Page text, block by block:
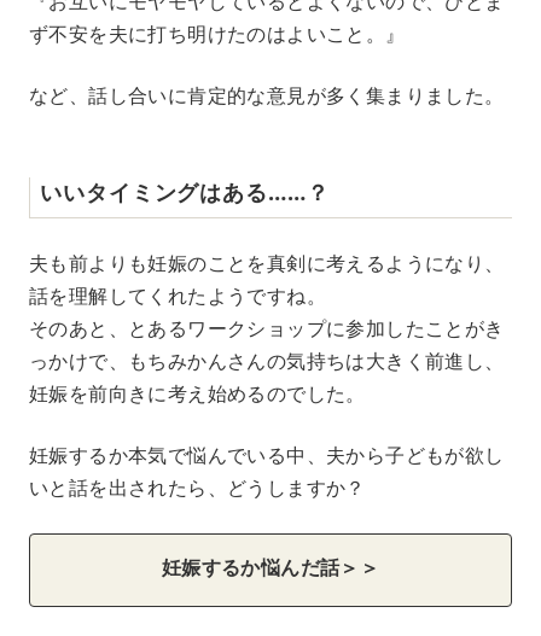
ず不安を夫に打ち明けたのはよいこと。』
など、話し合いに肯定的な意見が多く集まりました。
いいタイミングはある……？
夫も前よりも妊娠のことを真剣に考えるようになり、
話を理解してくれたようですね。
そのあと、とあるワークショップに参加したことがき
っかけで、もちみかんさんの気持ちは大きく前進し、
妊娠を前向きに考え始めるのでした。
妊娠するか本気で悩んでいる中、夫から子どもが欲し
いと話を出されたら、どうしますか？
妊娠するか悩んだ話＞＞